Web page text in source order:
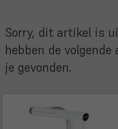
Sorry, dit artikel is
hebben de
je gevonden.